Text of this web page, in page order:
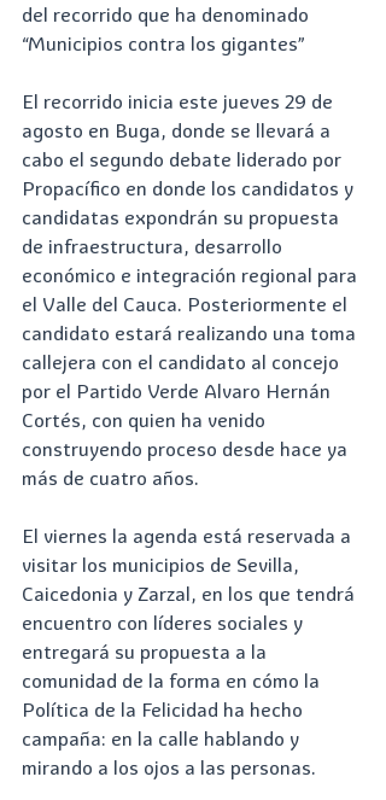
del recorrido que ha denominado
“Municipios contra los gigantes”
El recorrido inicia este jueves 29 de
agosto en Buga, donde se llevará a
cabo el segundo debate liderado por
Propacífico en donde los candidatos y
candidatas expondrán su propuesta
de infraestructura, desarrollo
económico e integración regional para
el Valle del Cauca. Posteriormente el
candidato estará realizando una toma
callejera con el candidato al concejo
por el Partido Verde Alvaro Hernán
Cortés, con quien ha venido
construyendo proceso desde hace ya
más de cuatro años.
El viernes la agenda está reservada a
visitar los municipios de Sevilla,
Caicedonia y Zarzal, en los que tendrá
encuentro con líderes sociales y
entregará su propuesta a la
comunidad de la forma en cómo la
Política de la Felicidad ha hecho
campaña: en la calle hablando y
mirando a los ojos a las personas.